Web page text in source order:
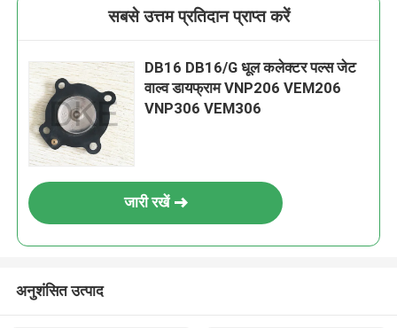
सबसे उत्तम प्रतिदान प्राप्त करें
DB16 DB16/G धूल कलेक्टर पल्स जेट
वाल्व डायफ्राम VNP206 VEM206
VNP306 VEM306
जारी रखें
अनुशंसित उत्पाद